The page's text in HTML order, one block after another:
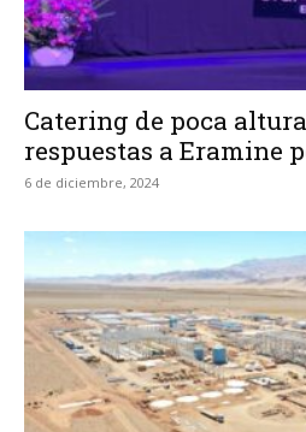
Catering de poca
respuestas a Eramine
6 de diciembre, 2024